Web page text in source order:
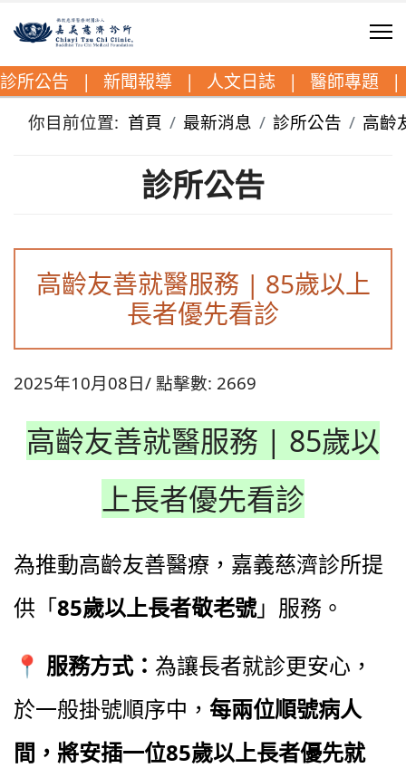
診所公告 | 新聞報導 | 人文日誌 | 醫師專題 |
你目前位置: 首頁 最新消息 診所公告 高齡
診所公告
高齡友善就醫服務 | 85歲以上
長者優先看診
2025年10月08日 點擊數: 2669
高齡友善就醫服務 | 85歲以
上長者優先看診
為推動高齡友善醫療，嘉義慈濟診所提
供「85歲以上長者敬老號」服務。
📍 服務方式： 為讓長者就診更安心，
於一般掛號順序中， 每兩位順號病人
間，將安插一位85歲以上長者優先就